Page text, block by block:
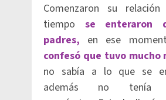
Comenzaron su
tiempo se enteraron
padres, en ese
confesó que tuvo mucho
no sabía a lo que se
además no tenía